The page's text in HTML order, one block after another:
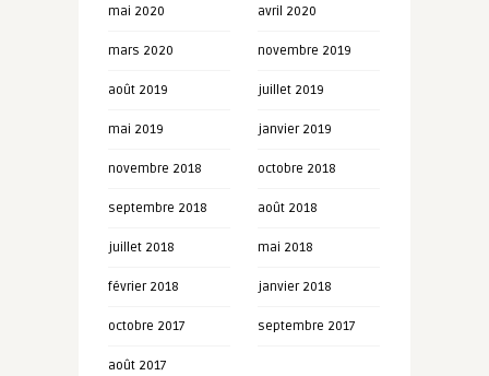
mai 2020 avril 2020
mars 2020 novembre 2019
août 2019 juillet 2019
mai 2019 janvier 2019
novembre 2018 octobre 2018
septembre 2018 août 2018
juillet 2018 mai 2018
février 2018 janvier 2018
octobre 2017 septembre 2017
août 2017